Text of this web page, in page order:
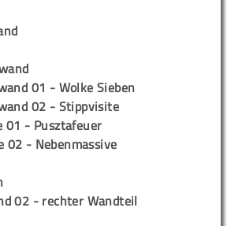
01 - Wolke Sieben
02 - Stippvisite
01 - Pusztafeuer
02 - Nebenmassive
02 - rechter Wandteil